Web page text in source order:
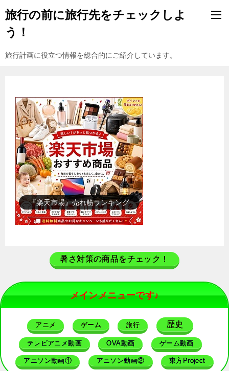
旅行の前に旅行先をチェックしよ
う！
旅行計画に役立つ情報を総合的にご紹介しています。
『楽天市場』売れ筋ランキング
暑さ対策の商品をチェック！
メインメニューです♪
アニメ ゲーム 旅行 歴史
テレビアニメ動画 OVA動画 ゲーム動画
アニソン動画① アニソン動画② 東方Project